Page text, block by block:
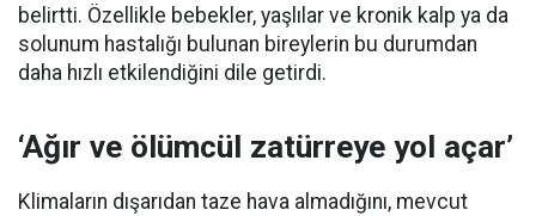
belirtti. Özellikle bebekler, yaşlılar ve kronik kalp ya da
solunum hastalığı bulunan bireylerin bu durumdan
daha hızlı etkilendiğini dile getirdi.
‘Ağır ve ölümcül zatürreye yol açar’
Klimaların dışarıdan taze hava almadığını, mevcut